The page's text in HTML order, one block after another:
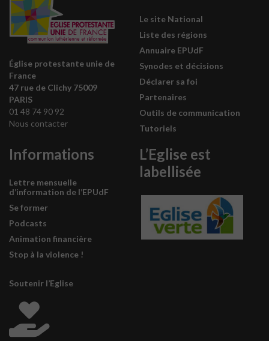
Église protestante unie de
France
47 rue de Clichy 75009
PARIS
01 48 74 90 92
Nous contacter
Le site National
Liste des régions
Annuaire EPUdF
Synodes et décisions
Déclarer sa foi
Partenaires
Outils de communication
Tutoriels
Informations
Lettre mensuelle
d’information de l’EPUdF
Se former
Podcasts
Animation financière
Stop à la violence !
Soutenir l’Eglise
L’Eglise est
labellisée